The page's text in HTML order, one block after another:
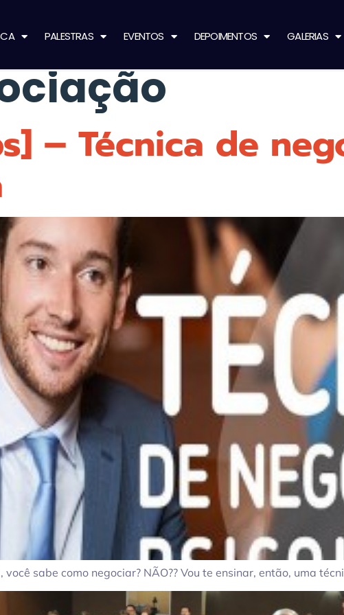
PALESTRAS EVENTOS DEPOIMENTOS GALERIAS
– Técnica de
sabe como negociar? NÃO?? Vou te ensinar, então, uma